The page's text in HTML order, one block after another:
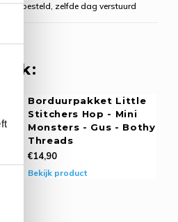
uur besteld, zelfde dag verstuurd
Borduurpakket Little
Stitchers Hop - Mini
Monsters - Gus - Bothy
Threads
€14,90
Bekijk product